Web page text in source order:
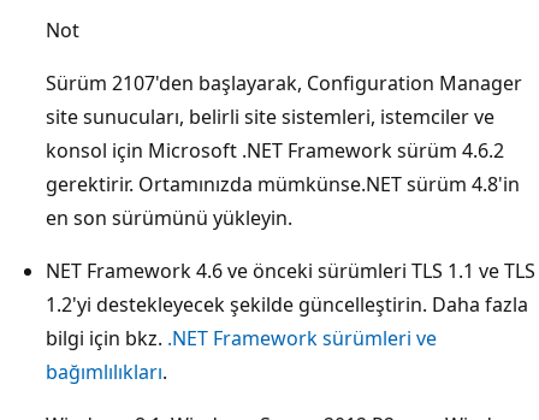
Not
Sürüm 2107'den başlayarak, Configuration Manager
site sunucuları, belirli site sistemleri, istemciler ve
konsol için Microsoft .NET Framework sürüm 4.6.2
gerektirir. Ortamınızda mümkünse.NET sürüm 4.8'in
en son sürümünü yükleyin.
NET Framework 4.6 ve önceki sürümleri TLS 1.1 ve TLS
1.2'yi destekleyecek şekilde güncelleştirin. Daha fazla
bilgi için bkz. .NET Framework sürümleri ve
bağımlılıkları.